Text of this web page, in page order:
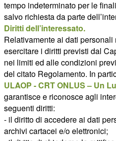
tempo indeterminato per le
salvo richiesta da parte
Diritti dell’interessato.
Relativamente ai dati personali
esercitare i diritti previsti dal
nei limiti ed alle condizioni
del citato Regolamento. In
ULAOP - CRT ONLUS – Un
garantisce e riconosce agli
seguenti diritti:
- il diritto di accedere ai dati
archivi cartacei e/o elettronici;